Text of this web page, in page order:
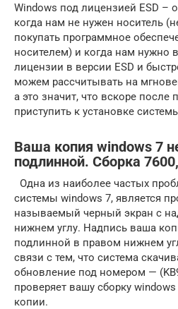
Windows под лицензией ESD –
когда нам не нужен носитель
покупать программное
носителем) и когда нам нужно
лицензии в версии ESD и
можем рассчитывать на
а это значит, что вскоре
приступить к установке
Ваша копия windows 7
подлинной. Сборка
Одна из наиболее частых
системы windows 7, является
называемый черный экран с
нижнем углу. Надпись ваша
подлинной в правом нижнем
связи с тем, что система
обновление под номером —
проверяет вашу сборку
копии.